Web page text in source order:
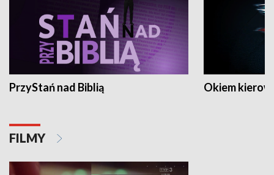
PrzyStań nad Biblią Okiem
FILMY